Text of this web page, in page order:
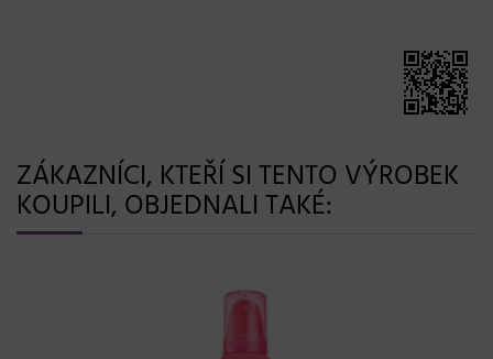
ZÁKAZNÍCI, KTEŘÍ SI TENTO VÝROBEK
KOUPILI, OBJEDNALI TAKÉ: